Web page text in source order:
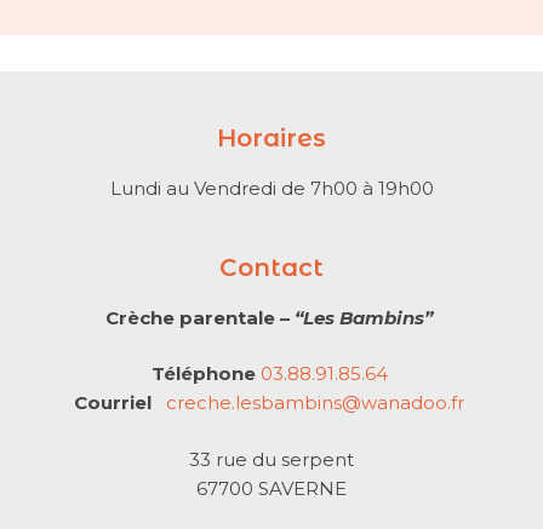
Horaires
Lundi au Vendredi de 7h00 à 19h00
Contact
Crèche parentale – “Les Bambins”
Téléphone 03.88.91.85.64
Courriel creche.lesbambins@wanadoo.fr
33 rue du serpent
67700 SAVERNE